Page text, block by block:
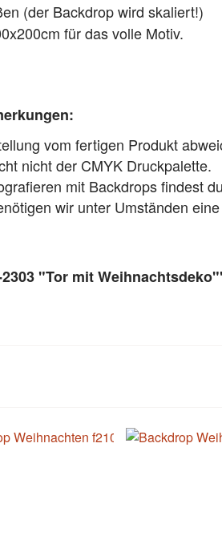
(der Backdrop wird skaliert!)
für das volle Motiv.
vom fertigen Produkt
nicht der CMYK Druckpalette.
mit Backdrops findest
wir unter Umständen eine
"Tor mit